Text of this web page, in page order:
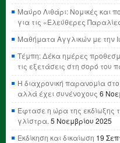
Μαύρο Λιθάρι: Νομικές και
για τις «Ελεύθερες
Μαθήματα Αγγλικών με την
Τέμπη: Δέκα ημέρες
τις εξετάσεις στη σορό του
Η διαχρονική παρανομία
αλλά έχει συνένοχους 6
Έφτασε η ώρα της εκδίωξης
γλίστρα. 5 Νοεμβρίου 2025
Εκδίκηση και δικαίωση 19